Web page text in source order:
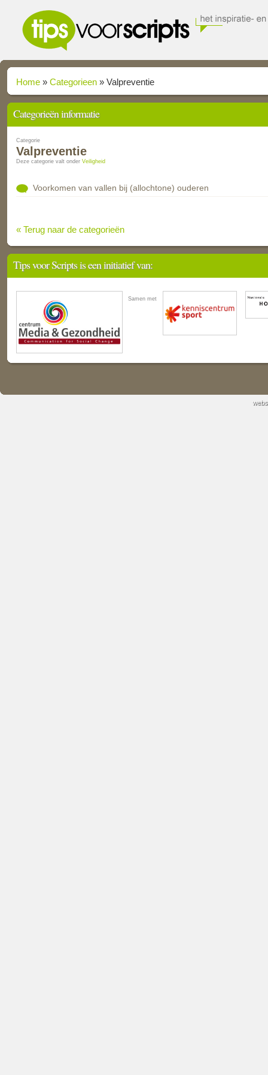
Home » Categorieen » Valpreventie
Categorieën informatie
Categorie
Valpreventie
Deze categorie valt onder Veiligheid
Voorkomen van vallen bij (allochtone) ouderen
« Terug naar de categorieën
Tips voor Scripts is een initiatief van:
Samen met